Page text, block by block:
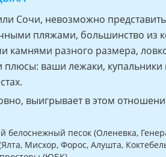
Сочи, невозможно
пляжами, большинство
камнями разного размера,
плюсы: ваши лежаки,
выигрывает в этом
песок (Оленевка,
Мисхор, Форос, Алушта,